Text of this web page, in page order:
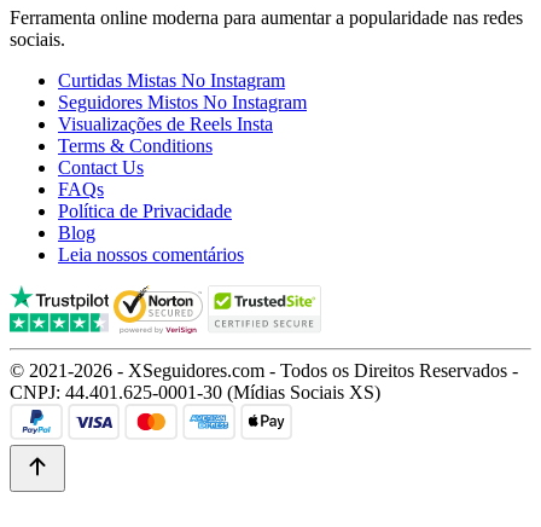
Ferramenta online moderna para aumentar a popularidade nas redes
sociais.
Curtidas Mistas No Instagram
Seguidores Mistos No Instagram
Visualizações de Reels Insta
Terms & Conditions
Contact Us
FAQs
Política de Privacidade
Blog
Leia nossos comentários
© 2021-2026 - XSeguidores.com - Todos os Direitos Reservados -
CNPJ: 44.401.625-0001-30 (Mídias Sociais XS)